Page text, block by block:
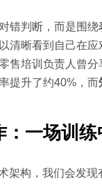
错判断，而是围绕
清晰看到自己在
售培训负责人曾
提升了约40%，而
：一场训
架构，我们会发